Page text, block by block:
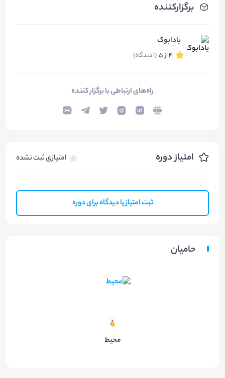
برگزارکننده
یادابوک
4 از 5 (1 دیدگاه)
راه‌های ارتباطی با برگزار کننده
امتیاز دوره امتیازی ثبت نشده
ثبت امتیاز یا دیدگاه برای دوره
حامیان
محیط